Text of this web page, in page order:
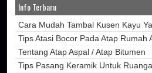
Info Terbaru
Cara Mudah Tambal Kusen Kayu
Tips Atasi Bocor Pada Atap Rumah
Tentang Atap Aspal / Atap Bitumen
Tips Pasang Keramik Untuk